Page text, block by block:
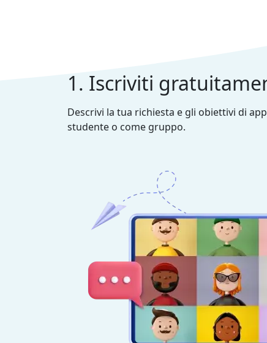
1. Iscriviti
Descrivi la tua richiesta e gli obiettivi di
studente o come gruppo.